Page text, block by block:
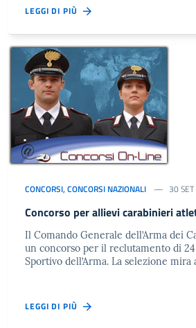
LEGGI DI PIÙ
CONCORSI, CONCORSI NAZIONALI 30
Concorso per allievi carabinieri
Il Comando Generale dell’Arma dei
un concorso per il reclutamento di
Sportivo dell’Arma. La selezione mira
LEGGI DI PIÙ